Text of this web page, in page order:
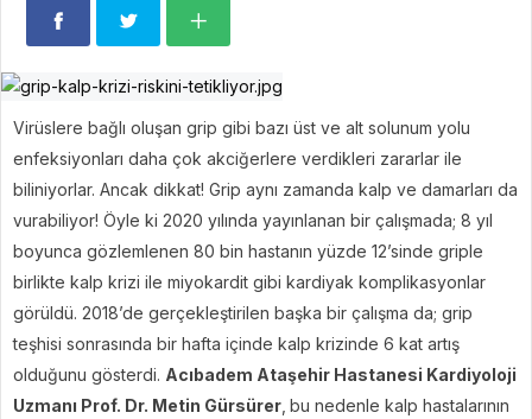
Virüslere bağlı oluşan grip gibi bazı üst ve alt solunum yolu
enfeksiyonları daha çok akciğerlere verdikleri zararlar ile
biliniyorlar. Ancak dikkat! Grip aynı zamanda kalp ve damarları da
vurabiliyor! Öyle ki 2020 yılında yayınlanan bir çalışmada; 8 yıl
boyunca gözlemlenen 80 bin hastanın yüzde 12’sinde griple
birlikte kalp krizi ile miyokardit gibi kardiyak komplikasyonlar
görüldü. 2018’de gerçekleştirilen başka bir çalışma da; grip
teşhisi sonrasında bir hafta içinde kalp krizinde 6 kat artış
olduğunu gösterdi. Acıbadem Ataşehir Hastanesi Kardiyoloji
Uzmanı Prof. Dr. Metin Gürsürer bu nedenle kalp hastalarının